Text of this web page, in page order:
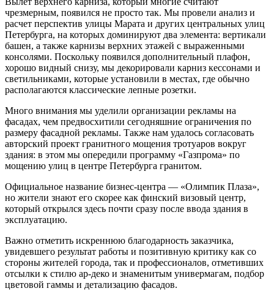
чрезмерным, появился не просто так. Мы провели анализ и
расчет перспектив улицы Марата и других центральных улиц
Петербурга, на которых доминируют два элемента: вертикали
башен, а также карнизы верхних этажей с выраженными
консолями. Поскольку появился дополнительный плафон,
хорошо видный снизу, мы декорировали карниз кессонами и
светильниками, которые установили в местах, где обычно
располагаются классические лепные розетки.
Много внимания мы уделили организации рекламы на
фасадах, чем предвосхитили сегодняшние ограничения по
размеру фасадной рекламы. Также нам удалось согласовать
авторский проект гранитного мощения тротуаров вокруг
здания: в этом мы опередили программу «Газпрома» по
мощению улиц в центре Петербурга гранитом.
Официальное название бизнес-центра — «Олимпик Плаза»,
но жители знают его скорее как финский визовый центр,
который открылся здесь почти сразу после ввода здания в
эксплуатацию.
Важно отметить искреннюю благодарность заказчика,
увидевшего результат работы и позитивную критику как со
стороны жителей города, так и профессионалов, отметивших
отсылки к стилю ар-деко и знаменитым универмагам, подбор
цветовой гаммы и детализацию фасадов.